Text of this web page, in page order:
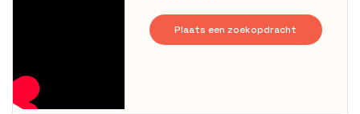
Plaats een zoekopdracht